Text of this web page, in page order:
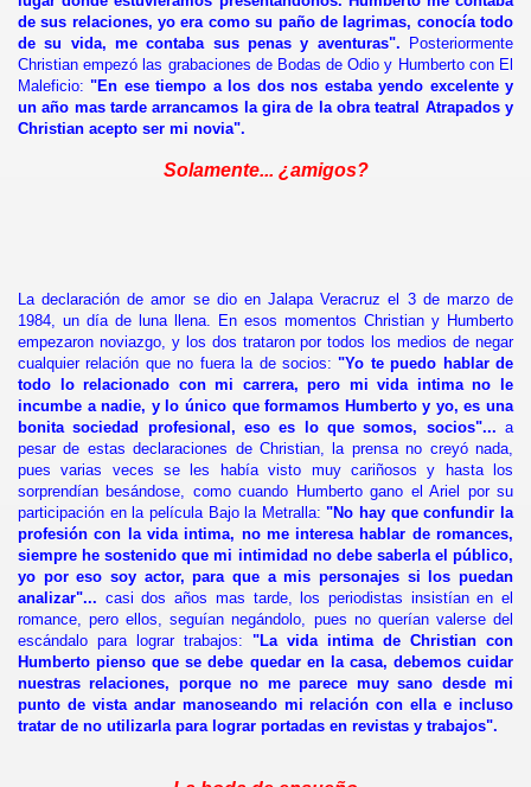
de sus relaciones, yo era como su paño de lagrimas, conocía todo
de su vida, me contaba sus penas y aventuras". Posteriormente
Christian empezó las grabaciones de Bodas de Odio y Humberto con El
Maleficio:"En ese tiempo a los dos nos estaba yendo excelente y
un año mas tarde arrancamos la gira de la obra teatral Atrapados y
Christian acepto ser mi novia".
Solamente... ¿amigos?
La declaración de amor se dio en Jalapa Veracruz el 3 de marzo de
1984, un día de luna llena. En esos momentos Christian y Humberto
empezaron noviazgo, y los dos trataron por todos los medios de negar
cualquier relación que no fuera la de socios:"Yo te puedo hablar de
todo lo relacionado con mi carrera, pero mi vida intima no le
incumbe a nadie, y lo único que formamos Humberto y yo, es una
bonita sociedad profesional, eso es lo que somos, socios"... a
pesar de estas declaraciones de Christian, la prensa no creyó nada,
pues varias veces se les había visto muy cariñosos y hasta los
sorprendían besándose, como cuando Humberto gano el Ariel por su
participación en la película Bajo la Metralla:"No hay que confundir la
profesión con la vida intima, no me interesa hablar de romances,
siempre he sostenido que mi intimidad no debe saberla el público,
yo por eso soy actor, para que a mis personajes si los puedan
analizar"... casi dos años mas tarde, los periodistas insistían en el
romance, pero ellos, seguían negándolo, pues no querían valerse del
escándalo para lograr trabajos: "La vida intima de Christian con
Humberto pienso que se debe quedar en la casa, debemos cuidar
nuestras relaciones, porque no me parece muy sano desde mi
punto de vista andar manoseando mi relación con ella e incluso
tratar de no utilizarla para lograr portadas en revistas y trabajos".